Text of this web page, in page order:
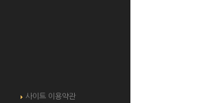
사이트 이용약관